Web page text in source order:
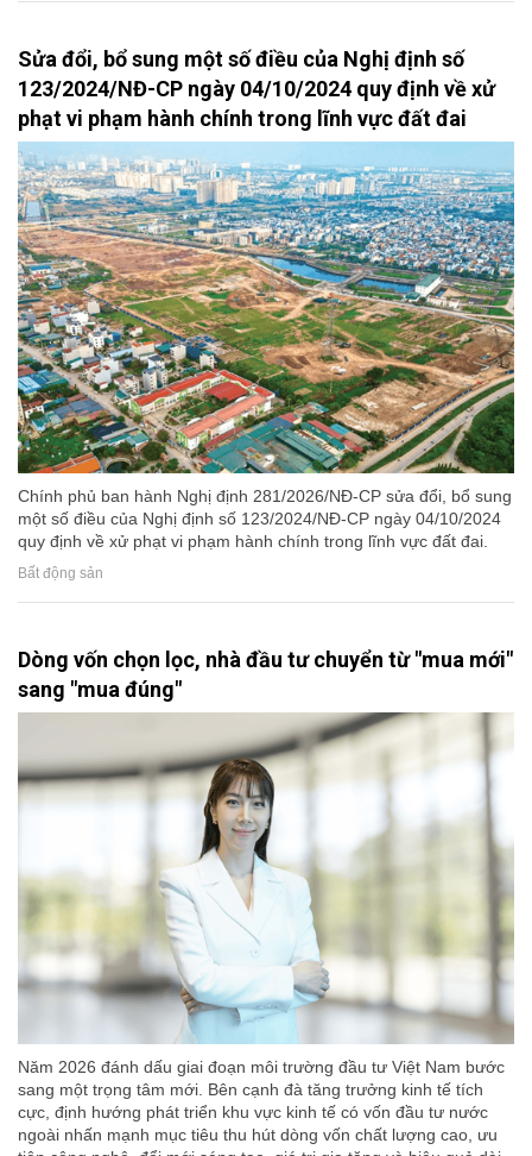
Sửa đổi, bổ sung một số điều của Nghị định số
123/2024/NĐ-CP ngày 04/10/2024 quy định về xử
phạt vi phạm hành chính trong lĩnh vực đất đai
Chính phủ ban hành Nghị định 281/2026/NĐ-CP sửa đổi, bổ sung
một số điều của Nghị định số 123/2024/NĐ-CP ngày 04/10/2024
quy định về xử phạt vi phạm hành chính trong lĩnh vực đất đai.
Bất động sản
Dòng vốn chọn lọc, nhà đầu tư chuyển từ "mua mới"
sang "mua đúng"
Năm 2026 đánh dấu giai đoạn môi trường đầu tư Việt Nam bước
sang một trọng tâm mới. Bên cạnh đà tăng trưởng kinh tế tích
cực, định hướng phát triển khu vực kinh tế có vốn đầu tư nước
ngoài nhấn mạnh mục tiêu thu hút dòng vốn chất lượng cao, ưu